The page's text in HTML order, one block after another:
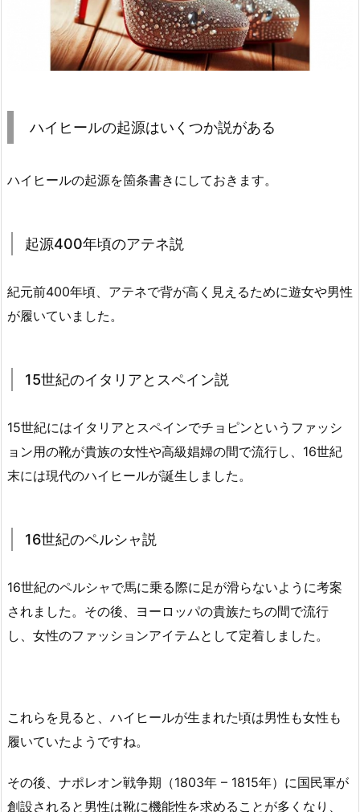
ハイヒールの起源はいくつか説がある
ハイヒールの起源を箇条書きにしておきます。
起源400年頃のアテネ説
紀元前400年頃、アテネで背が高く見えるために遊女や男性
が履いていました。
15世紀のイタリアとスペイン説
15世紀にはイタリアとスペインでチョピンというファッシ
ョン用の靴が貴族の女性や高級娼婦の間で流行し、16世紀
末には現代のハイヒールが誕生しました。
16世紀のペルシャ説
16世紀のペルシャで馬に乗る際に足が滑らないように考案
されました。その後、ヨーロッパの貴族たちの間で流行
し、女性のファッションアイテムとして定着しました。
これらを見ると、ハイヒールが生まれた頃は男性も女性も
履いていたようですね。
その後、ナポレオン戦争期（1803年 – 1815年）に国民軍が
創設されると男性は靴に機能性を求めることが多くなり、